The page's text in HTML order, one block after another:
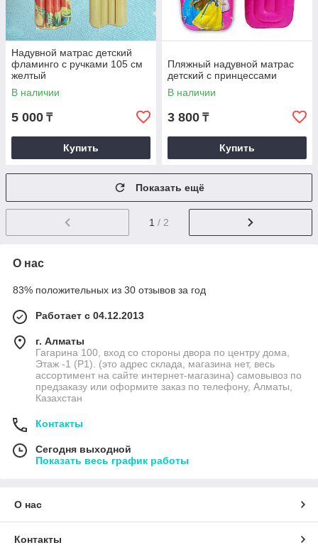
Надувной матрас детский
фламинго с ручками 105 см
желтый
В наличии
5 000 ₸
Купить
Пляжный надувной матрас
детский с принцессами
В наличии
3 800 ₸
Купить
Показать ещё
1 / 2
О нас
83% положительных из 30 отзывов за год
Работает с 04.12.2013
г. Алматы
Гагарина 100, вход со стороны двора по центру дома,
Этаж -1 (P1). (это адрес склада, магазина нет, весь
ассортимент на сайте интернет-магазина) самовывоз по
предзаказу или оформите заказ по телефону, Алматы,
Казахстан
Контакты
Сегодня выходной
Показать весь график работы
О нас
Контакты